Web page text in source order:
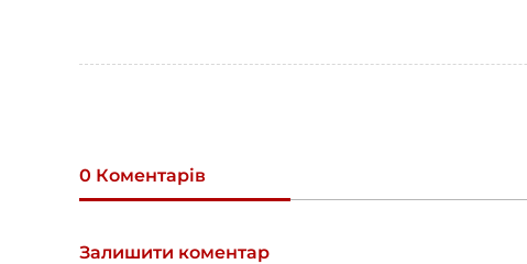
0 Коментарів
Залишити коментар